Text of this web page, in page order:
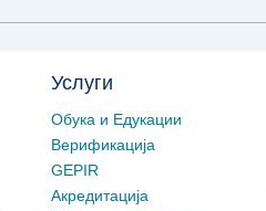
Услуги
Обука и Едукации
Верификација
GEPIR
Акредитација